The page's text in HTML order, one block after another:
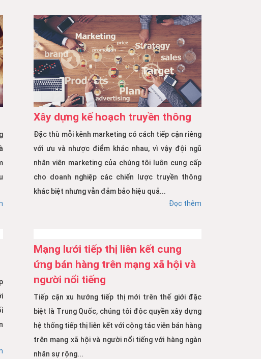
Xây dựng kế hoạch truyền thông
Đặc thù mỗi kênh marketing có cách tiếp cận riêng
với ưu và nhược điểm khác nhau, vì vậy đội ngũ
nhân viên marketing của chúng tôi luôn cung cấp
cho doanh nghiệp các chiến lược truyền thông
khác biệt nhưng vẫn đảm bảo hiệu quả...
Đọc thêm
Mạng lưới tiếp thị liên kết cung
ứng bán hàng trên mạng xã hội và
người nổi tiếng
Tiếp cận xu hướng tiếp thị mới trên thế giới đặc
biệt là Trung Quốc, chúng tôi độc quyền xây dựng
hệ thống tiếp thị liên kết với cộng tác viên bán hàng
trên mạng xã hội và người nổi tiếng với hàng ngàn
nhân sự rộng...